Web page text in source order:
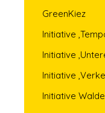
GreenKiez
Initiative
Initiative
Initiative
Initiative